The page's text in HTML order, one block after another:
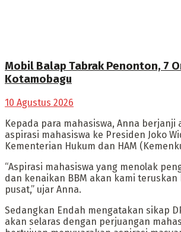
Mobil Balap Tabrak Penonton, 7
Kotamobagu
10 Agustus 2026
Kepada para mahasiswa, Anna berjanji
aspirasi mahasiswa ke Presiden Joko
Kementerian Hukum dan HAM
“Aspirasi mahasiswa yang menolak
dan kenaikan BBM akan kami
pusat,” ujar Anna.
Sedangkan Endah mengatakan sikap
akan selaras dengan perjuangan